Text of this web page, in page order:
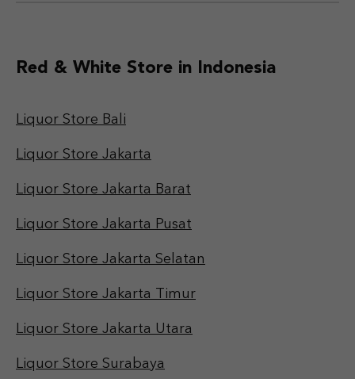
Red & White Store in Indonesia
Liquor Store Bali
Liquor Store Jakarta
Liquor Store Jakarta Barat
Liquor Store Jakarta Pusat
Liquor Store Jakarta Selatan
Liquor Store Jakarta Timur
Liquor Store Jakarta Utara
Liquor Store Surabaya